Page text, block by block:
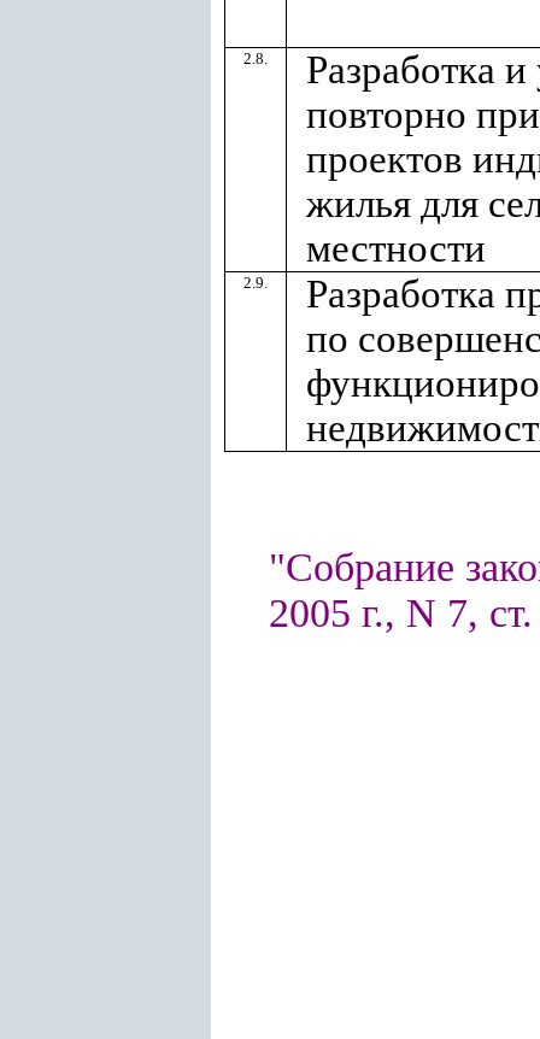
2.8.
Разработка
повторно
проектов
жилья для
местности
2.9.
Разработка
по
"Собрание
2005 г., N 7,